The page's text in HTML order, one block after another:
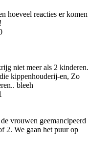
hoeveel reacties er komen
niet meer als 2 kinderen.
kippenhouderij-en, Zo
bleeh
vrouwen geemancipeerd
2. We gaan het puur op